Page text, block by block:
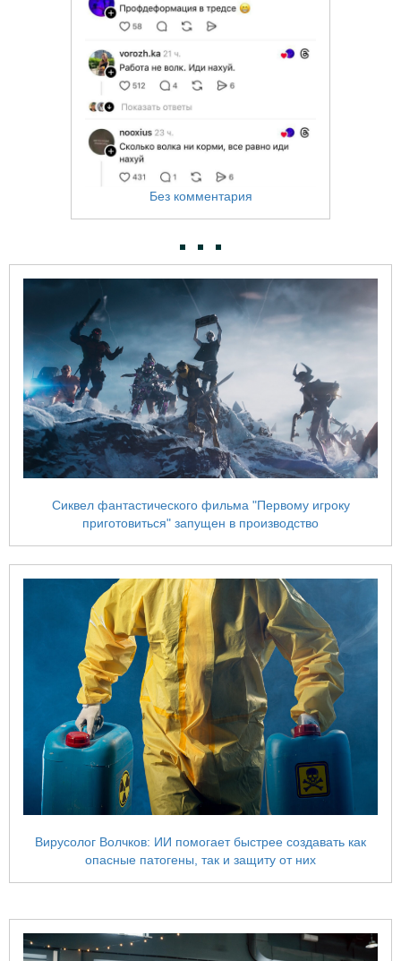
Без комментария
Сиквел фантастического фильма "Первому игроку
приготовиться" запущен в производство
Вирусолог Волчков: ИИ помогает быстрее создавать как
опасные патогены, так и защиту от них